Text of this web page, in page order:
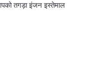
तगड़ा इंजन इस्तेमाल